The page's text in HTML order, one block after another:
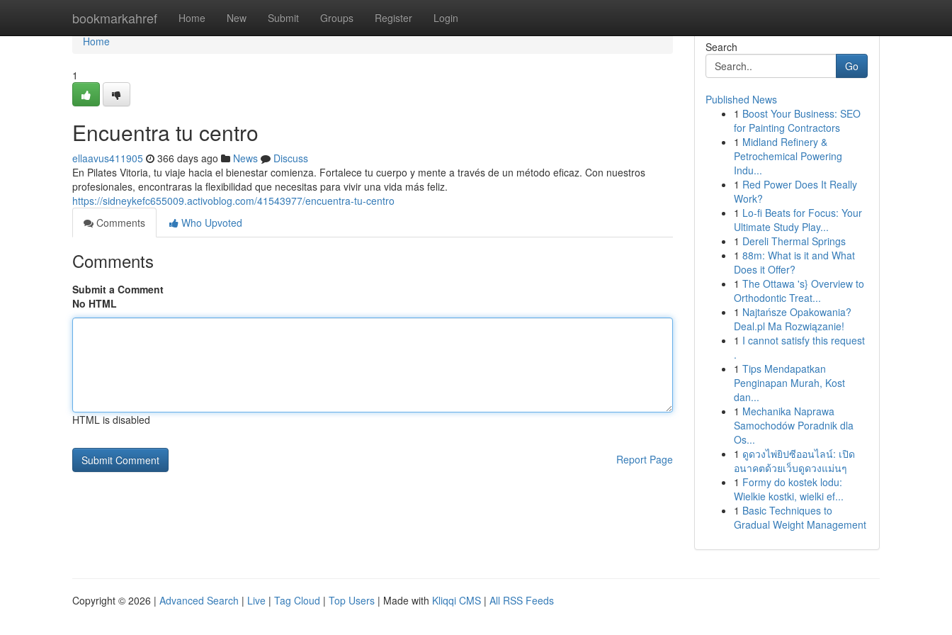
bookmarkahref Home New Submit Groups Register Login
Home
Home
1
Encuentra tu centro
ellaavus411905 366 days ago News
Discuss
En Pilates Vitoria, tu viaje hacia el bienestar comienza. Fortalece tu cuerpo y mente a través de un método eficaz. Con nuestros
profesionales, encontraras la flexibilidad que necesitas para vivir una vida más feliz.
https://sidneykefc655009.activoblog.com/41543977/encuentra-tu-centro
Comments
Who Upvoted
Comments
Submit a Comment
No HTML
HTML is disabled
Report Page
Search
Go
Published News
1 Boost Your Business: SEO
for Painting Contractors
1 Midland Refinery &
Petrochemical Powering
Indu...
1 Red Power Does It Really
Work?
1 Lo-fi Beats for Focus: Your
Ultimate Study Play...
1 Dereli Thermal Springs
1 88m: What is it and What
Does it Offer?
1 The Ottawa 's} Overview to
Orthodontic Treat...
1 Najtańsze Opakowania?
Deal.pl Ma Rozwiązanie!
1 I cannot satisfy this request
.
1 Tips Mendapatkan
Penginapan Murah, Kost
dan...
1 Mechanika Naprawa
Samochodów Poradnik dla
Os...
1 ดูดวงไพ่ยิปซีออนไลน์: เปิด
อนาคตด้วยเว็บดูดวงแม่นๆ
1 Formy do kostek lodu:
Wielkie kostki, wielki ef...
1 Basic Techniques to
Gradual Weight Management
Copyright © 2026 | Advanced Search | Live | Tag Cloud | Top Users | Made with Kliqqi CMS | All RSS Feeds